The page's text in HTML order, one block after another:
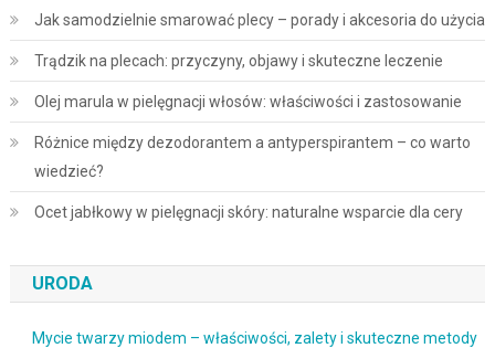
Jak samodzielnie smarować plecy – porady i akcesoria do użycia
Trądzik na plecach: przyczyny, objawy i skuteczne leczenie
Olej marula w pielęgnacji włosów: właściwości i zastosowanie
Różnice między dezodorantem a antyperspirantem – co warto
wiedzieć?
Ocet jabłkowy w pielęgnacji skóry: naturalne wsparcie dla cery
URODA
Mycie twarzy miodem – właściwości, zalety i skuteczne metody